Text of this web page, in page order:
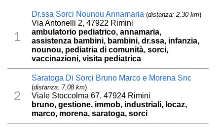
1
Dr.ssa Sorci Nounou Annamaria (distanza: 2,30 km)
Via Antonelli 2, 47922 Rimini
ambulatorio pediatrico, annamaria,
assistenza bambini, bambini, dr.ssa, infanzia,
nounou, pediatria di comunità, sorci,
vaccinazioni, visita pediatrica
2
Saratoga Di Sorci Bruno Marco e Morena Snc
(distanza: 7,08 km)
Viale Stoccolma 67, 47924 Rimini
bruno, gestione, immob, industriali, locaz,
marco, morena, saratoga, sorci